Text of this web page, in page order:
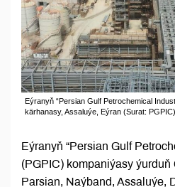
Eýranyň “Persian Gulf Petrochemical
kärhanasy, Assaluýe, Eýran (Surat: PGPIC)
Eýranyň “Persian Gulf
(PGPIC) kompaniýasy ýurduň
Parsian, Naýband, Assaluýe,